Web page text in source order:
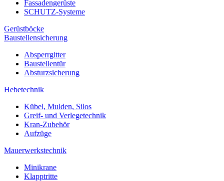
Fassadengerüste
SCHUTZ-Systeme
Gerüstböcke
Baustellensicherung
Absperrgitter
Baustellentür
Absturzsicherung
Hebetechnik
Kübel, Mulden, Silos
Greif- und Verlegetechnik
Kran-Zubehör
Aufzüge
Mauerwerkstechnik
Minikrane
Klapptritte